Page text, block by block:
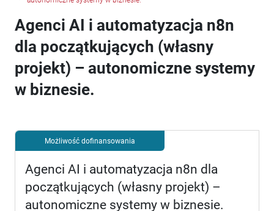
Agenci AI i automatyzacja n8n
dla początkujących (własny
projekt) – autonomiczne systemy
w biznesie.
Możliwość dofinansowania
Agenci AI i automatyzacja n8n dla
początkujących (własny projekt) –
autonomiczne systemy w biznesie.